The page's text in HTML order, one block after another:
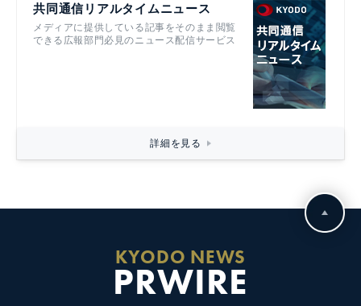
共同通信リアルタイムニュース
メディアに提供している記事をそのまま閲覧
できる広報部門必見のニュース配信サービス
詳細を見る
KYODO NEWS
PRWIRE